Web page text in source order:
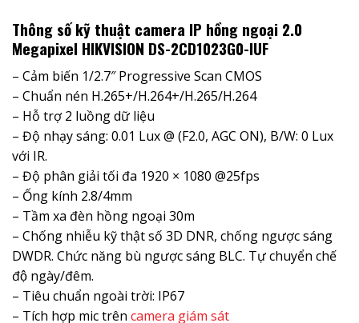
Thông số kỹ thuật camera IP hồng ngoại 2.0
Megapixel HIKVISION DS-2CD1023G0-IUF
– Cảm biến 1/2.7″ Progressive Scan CMOS
– Chuẩn nén H.265+/H.264+/H.265/H.264
– Hỗ trợ 2 luồng dữ liệu
– Độ nhạy sáng: 0.01 Lux @ (F2.0, AGC ON), B/W: 0 Lux
với IR.
– Độ phân giải tối đa 1920 × 1080 @25fps
– Ống kính 2.8/4mm
– Tầm xa đèn hồng ngoại 30m
– Chống nhiễu kỹ thật số 3D DNR, chống ngược sáng
DWDR. Chức năng bù ngược sáng BLC. Tự chuyển chế
độ ngày/đêm.
– Tiêu chuẩn ngoài trời: IP67
– Tích hợp mic trên camera giám sát